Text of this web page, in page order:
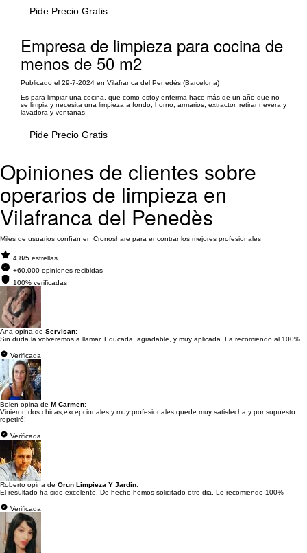
Pide Precio Gratis
Empresa de limpieza para cocina de
menos de 50 m2
Publicado el 29-7-2024 en Vilafranca del Penedès (Barcelona)
Es para limpiar una cocina, que como estoy enferma hace más de un año que no
se limpia y necesita una limpieza a fondo, horno, armarios, extractor, retirar nevera y
lavadora y ventanas
Pide Precio Gratis
Opiniones de clientes sobre
operarios de limpieza en
Vilafranca del Penedès
Miles de usuarios confían en Cronoshare para encontrar los mejores profesionales
4.8/5 estrellas
+60.000 opiniones recibidas
100% verificadas
Ana opina de Servisan:
Sin duda la volveremos a llamar. Educada, agradable, y muy aplicada. La recomiendo al 100%.
Verificada
Belen opina de M Carmen:
Vinieron dos chicas,excepcionales y muy profesionales,quede muy satisfecha y por supuesto
repetiré!
Verificada
Roberto opina de Orun Limpieza Y Jardin:
El resultado ha sido excelente. De hecho hemos solicitado otro dia. Lo recomiendo 100%
Verificada